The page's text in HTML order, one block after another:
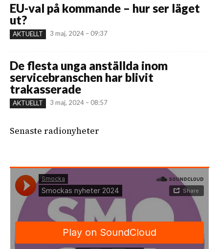
EU-val på kommande – hur ser läget
ut?
AKTUELLT 3 maj, 2024 – 09:37
De flesta unga anställda inom
servicebranschen har blivit
trakasserade
AKTUELLT 3 maj, 2024 – 08:57
Senaste radionyheter